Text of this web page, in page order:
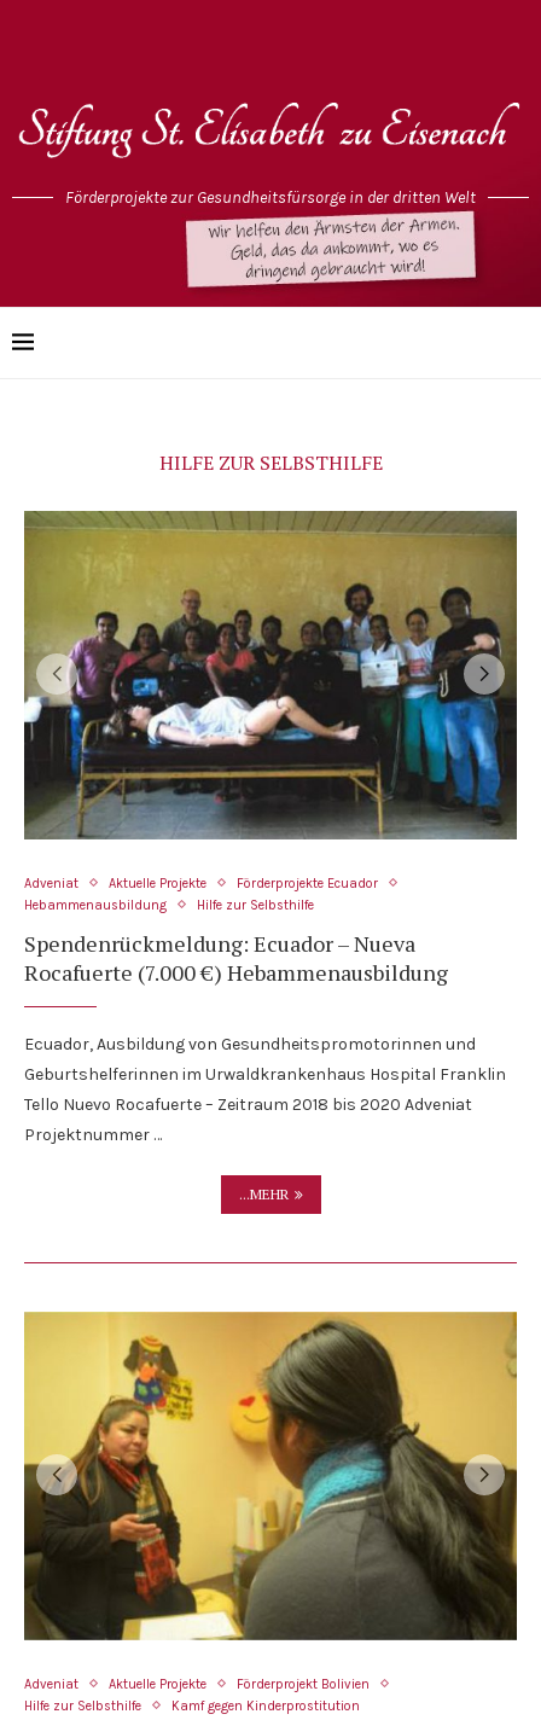
Förderprojekte zur Gesundheitsfürsorge in der dritten Welt
HILFE ZUR SELBSTHILFE
Adveniat Aktuelle Projekte
Förderprojekte Ecuador
Hebammenausbildung
Hilfe zur Selbsthilfe
Spendenrückmeldung: Ecuador – Nueva
Rocafuerte (7.000 €) Hebammenausbildung
Ecuador, Ausbildung von Gesundheitspromotorinnen und
Geburtshelferinnen im Urwaldkrankenhaus Hospital Franklin
Tello Nuevo Rocafuerte – Zeitraum 2018 bis 2020 Adveniat
Projektnummer …
...MEHR
Adveniat Aktuelle Projekte
Förderprojekt Bolivien
Hilfe zur Selbsthilfe
Kamf gegen Kinderprostitution